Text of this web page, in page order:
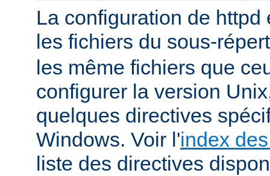
La configuration de
les fichiers du sous-
les même fichiers que
configurer la version
quelques directives
Windows. Voir l'index
liste des directives